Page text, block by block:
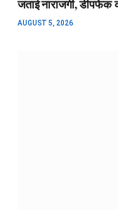
जताई नाराजगी,
AUGUST 5, 2026